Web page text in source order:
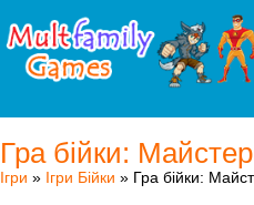
Гра бійки:
Ігри » Ігри Бійки » Гра бійки: